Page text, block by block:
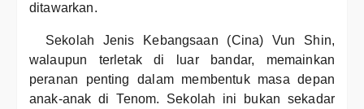
ditawarkan.
Sekolah Jenis Kebangsaan (Cina) Vun Shin,
walaupun terletak di luar bandar, memainkan
peranan penting dalam membentuk masa depan
anak-anak di Tenom. Sekolah ini bukan sekadar